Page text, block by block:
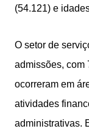
(54.121) e
O setor de
admissões, com
ocorreram em
atividades
administrativas.